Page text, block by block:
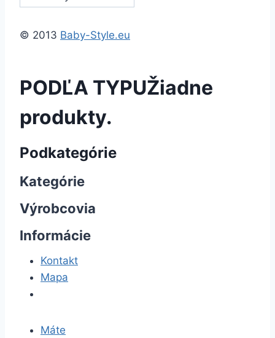
© 2013 Baby-Style.eu
PODĽA TYPUŽiadne
produkty.
Podkategórie
Kategórie
Výrobcovia
Informácie
Kontakt
Mapa
Máte